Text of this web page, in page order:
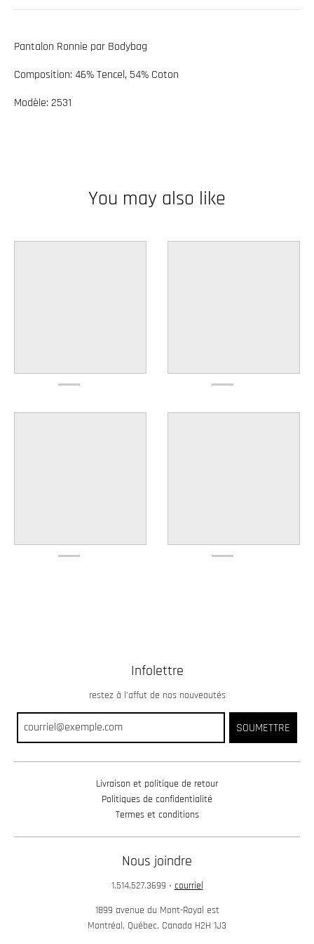
w
_
l
a
Pantalon Ronnie par Bodybag
Composition: 46% Tencel, 54% Coton
Modèle: 2531
You may also like
Infolettre
restez à l’affut de nos nouveautés
SOUMETTRE
Livraison et politique de retour
Politiques de confidentialité
Termes et conditions
Nous joindre
1.514.527.3699 • courriel
1899 avenue du Mont-Royal est
Montréal, Québec, Canada H2H 1J3